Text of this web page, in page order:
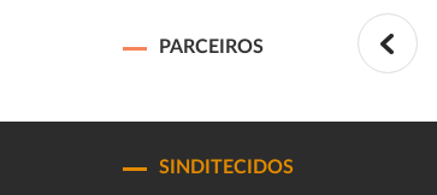
PARCEIROS
SINDITECIDOS